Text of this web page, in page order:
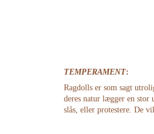
TEMPERAMENT:
Ragdolls er som sagt
deres natur lægger en stor
slås, eller protestere. De